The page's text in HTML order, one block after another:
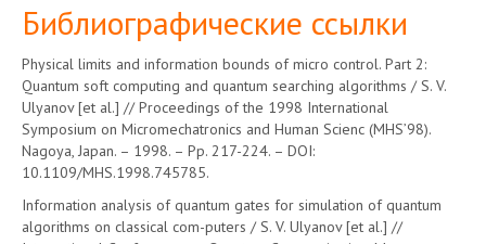
Библиографические ссылки
Physical limits and information bounds of micro control. Part 2:
Quantum soft computing and quantum searching algorithms / S. V.
Ulyanov [et al.] // Proceedings of the 1998 International
Symposium on Micromechatronics and Human Scienc (MHS’98).
Nagoya, Japan. – 1998. – Pp. 217-224. – DOI:
10.1109/MHS.1998.745785.
Information analysis of quantum gates for simulation of quantum
algorithms on classical com-puters / S. V. Ulyanov [et al.] //